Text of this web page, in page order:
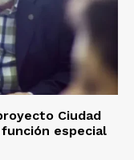
Ciudad
especial